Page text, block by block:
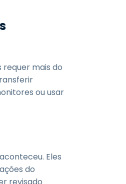
mais do
ou usar
Eles
do